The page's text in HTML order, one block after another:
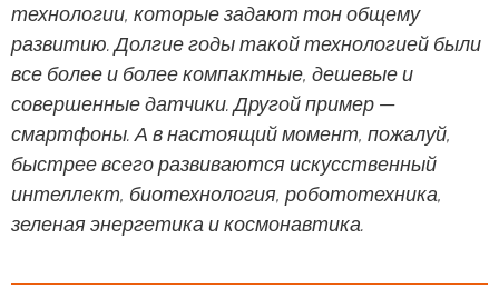
технологии, которые задают тон общему
развитию. Долгие годы такой технологией были
все более и более компактные, дешевые и
совершенные датчики. Другой пример —
смартфоны. А в настоящий момент, пожалуй,
быстрее всего развиваются искусственный
интеллект, биотехнология, робототехника,
зеленая энергетика и космонавтика.